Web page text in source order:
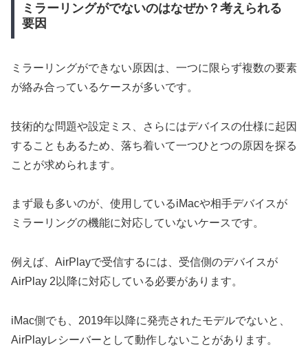
ミラーリングがでないのはなぜか？考えられる
要因
ミラーリングができない原因は、一つに限らず複数の要素
が絡み合っているケースが多いです。
技術的な問題や設定ミス、さらにはデバイスの仕様に起因
することもあるため、落ち着いて一つひとつの原因を探る
ことが求められます。
まず最も多いのが、使用しているiMacや相手デバイスが
ミラーリングの機能に対応していないケースです。
例えば、AirPlayで受信するには、受信側のデバイスが
AirPlay 2以降に対応している必要があります。
iMac側でも、2019年以降に発売されたモデルでないと、
AirPlayレシーバーとして動作しないことがあります。